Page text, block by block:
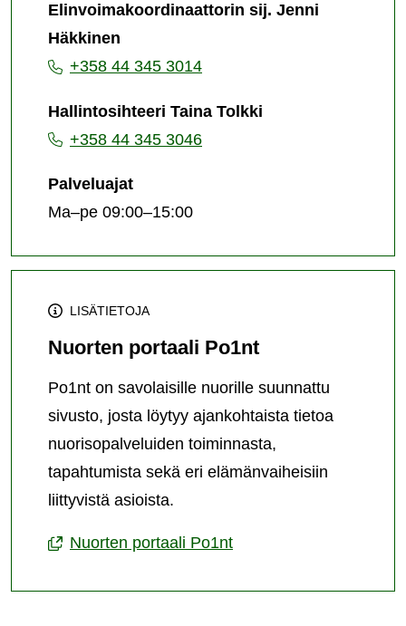
Elinvoimakoordinaattorin sij. Jenni
Häkkinen
+358 44 345 3014
Hallintosihteeri Taina Tolkki
+358 44 345 3046
Palveluajat
Ma–pe 09:00–15:00
LISÄTIETOJA
Nuorten portaali Po1nt
Po1nt on savolaisille nuorille suunnattu
sivusto, josta löytyy ajankohtaista tietoa
nuorisopalveluiden toiminnasta,
tapahtumista sekä eri elämänvaiheisiin
liittyvistä asioista.
Nuorten portaali Po1nt